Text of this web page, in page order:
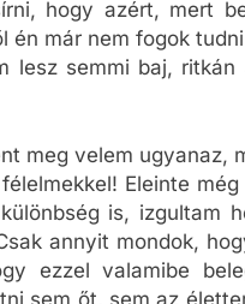
hogy azért, mert
én már nem fogok
lesz semmi baj,
meg velem ugyanaz,
Eleinte
is, izgultam
annyit mondok,
ezzel valamibe